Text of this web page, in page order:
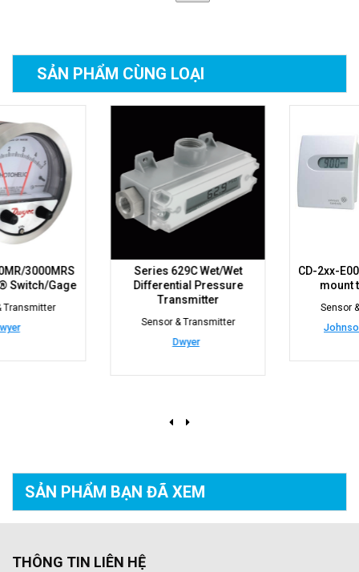
SẢN PHẨM CÙNG LOẠI
Series 629C Wet/Wet
Differential Pressure
Sensor & Transmitter
CD-2xx-E00-00 series wall
mount transmitter
Sensor & Transmitter
SẢN PHẨM BẠN ĐÃ XEM
THÔNG TIN LIÊN HỆ